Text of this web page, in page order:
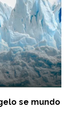
se mundo